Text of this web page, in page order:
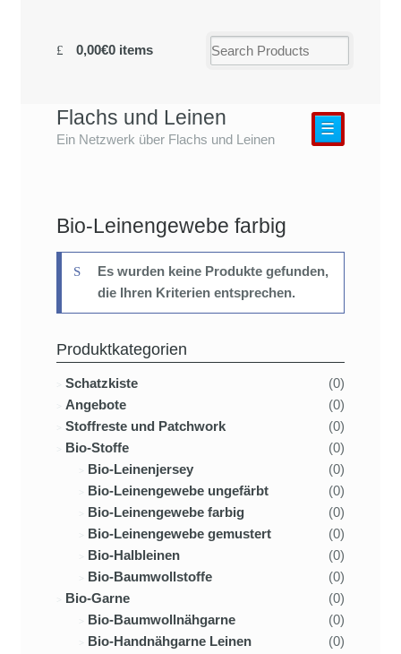
0,00€0 items
Flachs und Leinen
Ein Netzwerk über Flachs und Leinen
☰
Bio-Leinengewebe farbig
Es wurden keine Produkte gefunden,
die Ihren Kriterien entsprechen.
Produktkategorien
Schatzkiste
(0)
Angebote
(0)
Stoffreste und Patchwork
(0)
Bio-Stoffe
(0)
Bio-Leinenjersey
(0)
Bio-Leinengewebe ungefärbt
(0)
Bio-Leinengewebe farbig
(0)
Bio-Leinengewebe gemustert
(0)
Bio-Halbleinen
(0)
Bio-Baumwollstoffe
(0)
Bio-Garne
(0)
Bio-Baumwollnähgarne
(0)
Bio-Handnähgarne Leinen
(0)